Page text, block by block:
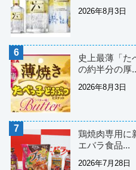
2026年8月3日
史上最薄「
の約半分の厚
2026年8月3日
鶏焼肉専用に
エバラ食品...
2026年7月28日